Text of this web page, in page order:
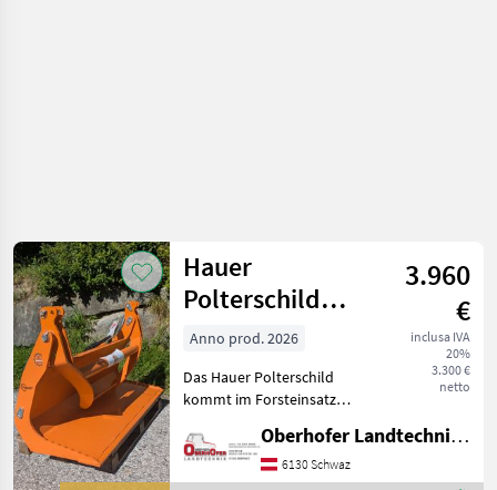
Hauer
Polterschild
1500mm mit
Niederhalter
3.960
€
inclusa IVA
20%
3.300 €
netto
Anno prod. 2026
Das Hauer Polterschild
kommt im Forsteinsatz
von Rundholz zum Einsatz.
- rund gebogene Form, um
Oberhofer Landtechnik GmbH
6130 Schwaz